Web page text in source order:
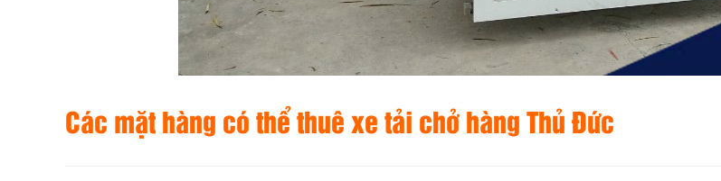
Các mặt hàng có thể thuê xe tải chở hàng Thủ Đức